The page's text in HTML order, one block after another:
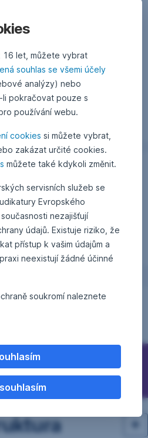
nápady?
16 let, můžete vybrat
souhlas se všemi účely
analýzy) nebo
li pokračovat pouze s
používání webu.
cookies si můžete vybrat,
zakázat určité cookies.
můžete také kdykoli změnit.
servisních služeb se
Evropského
nezajišťují
údajů. Existuje riziko, že
přístup k vašim údajům a
neexistují žádné účinné
soukromí naleznete